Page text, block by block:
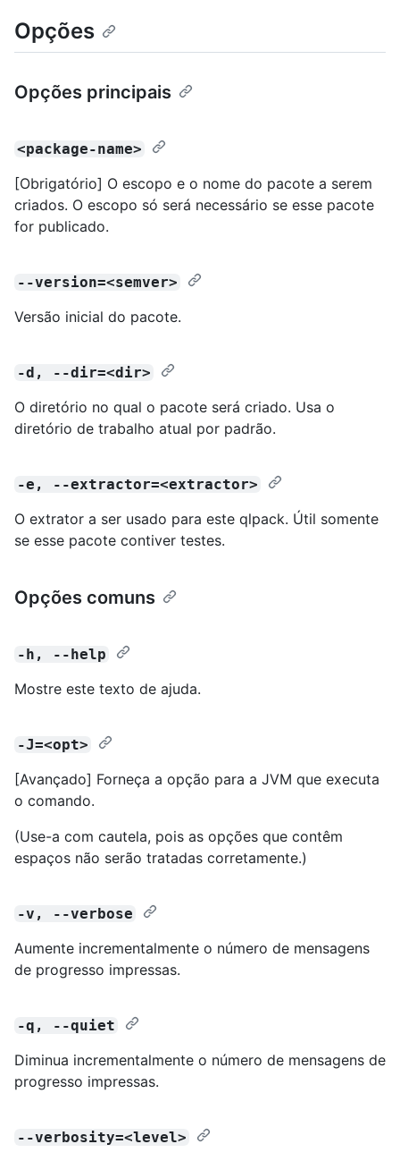
Opções
Opções principais
<package-name>
[Obrigatório] O escopo e o nome do pacote a serem
criados. O escopo só será necessário se esse pacote
for publicado.
--version=<semver>
Versão inicial do pacote.
-d, --dir=<dir>
O diretório no qual o pacote será criado. Usa o
diretório de trabalho atual por padrão.
-e, --extractor=<extractor>
O extrator a ser usado para este qlpack. Útil somente
se esse pacote contiver testes.
Opções comuns
-h, --help
Mostre este texto de ajuda.
-J=<opt>
[Avançado] Forneça a opção para a JVM que executa
o comando.
(Use-a com cautela, pois as opções que contêm
espaços não serão tratadas corretamente.)
-v, --verbose
Aumente incrementalmente o número de mensagens
de progresso impressas.
-q, --quiet
Diminua incrementalmente o número de mensagens de
progresso impressas.
--verbosity=<level>